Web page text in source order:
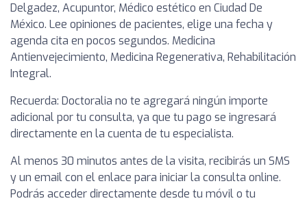
Delgadez, Acupuntor, Médico estético en Ciudad De
México. Lee opiniones de pacientes, elige una fecha y
agenda cita en pocos segundos. Medicina
Antienvejecimiento, Medicina Regenerativa, Rehabilitación
Integral.
Recuerda: Doctoralia no te agregará ningún importe
adicional por tu consulta, ya que tu pago se ingresará
directamente en la cuenta de tu especialista.
Al menos 30 minutos antes de la visita, recibirás un SMS
y un email con el enlace para iniciar la consulta online.
Podrás acceder directamente desde tu móvil o tu